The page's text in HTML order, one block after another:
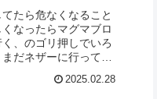
たら危なくなること
なったらマグマブロ
、のゴリ押しでいろ
だネザーに行ってな
2025.02.28